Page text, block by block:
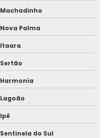
Machadinho
Nova Palma
Itaara
Sertão
Harmonia
Lagoão
Ipê
Sentinela do Sul